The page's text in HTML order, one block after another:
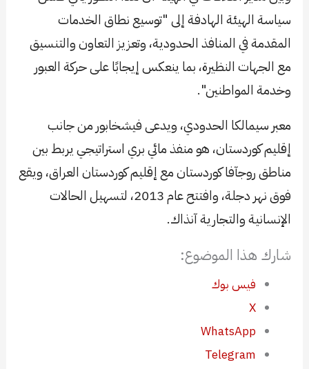
سياسة الهيئة الهادفة إلى "توسيع نطاق الخدمات
المقدمة في المنافذ الحدودية، وتعزيز التعاون والتنسيق
مع الجهات النظيرة، بما ينعكس إيجابًا على حركة العبور
وخدمة المواطنين".
معبر سيمالكا الحدودي، ويدعى فيشخابور من جانب
إقليم كوردستان، هو منفذ مائي بري استراتيجي يربط بين
مناطق روجآفا كوردستان مع إقليم كوردستان العراق، ويقع
فوق نهر دجلة، وافتتح عام 2013، لتسهيل الحالات
الإنسانية والتجارية آنذاك.
شارك هذا الموضوع:
فيس بوك
X
WhatsApp
Telegram